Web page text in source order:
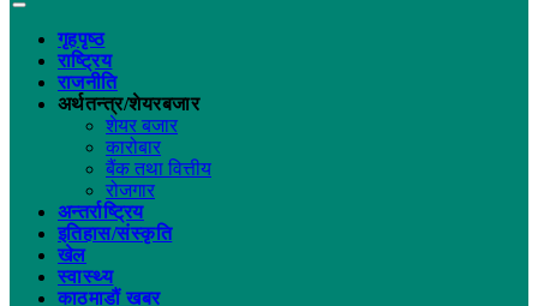
गृहपृष्ठ
राष्ट्रिय
राजनीति
अर्थतन्त्र/शेयरबजार
शेयर बजार
कारोबार
बैंक तथा वित्तीय
रोजगार
अन्तर्राष्ट्रिय
इतिहास/संस्कृति
खेल
स्वास्थ्य
काठमाडौं खबर